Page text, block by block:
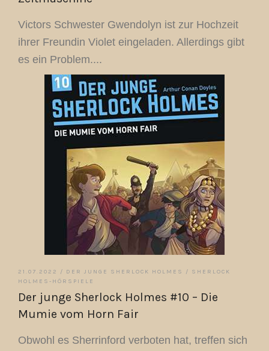
Victors Schwester Gwendolyn ist zur Hochzeit
ihrer Freundin Violet eingeladen. Allerdings gibt
es ein Problem....
21.07.2022 / DER JUNGE SHERLOCK HOLMES / SHERLOCK
HOLMES-HÖRSPIELE
Der junge Sherlock Holmes #10 – Die
Mumie vom Horn Fair
Obwohl es Sherrinford verboten hat, treffen sich